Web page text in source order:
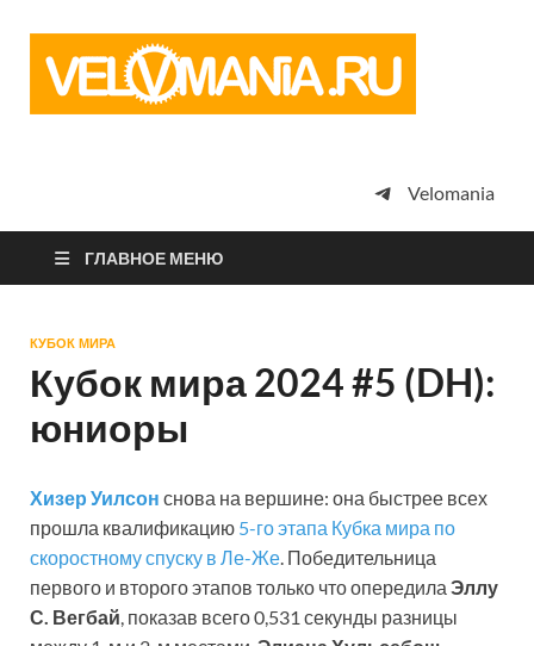
просто
Velomania
ГЛАВНОЕ МЕНЮ
КУБОК МИРА
Кубок мира 2024 #5 (DH):
юниоры
Хизер Уилсон снова на вершине: она быстрее всех
прошла квалификацию 5-го этапа Кубка мира по
скоростному спуску в Ле-Же. Победительница
первого и второго этапов только что опередила Эллу
С. Вегбай, показав всего 0,531 секунды разницы